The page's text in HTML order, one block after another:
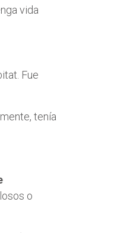
vida
Fue
tenía
o